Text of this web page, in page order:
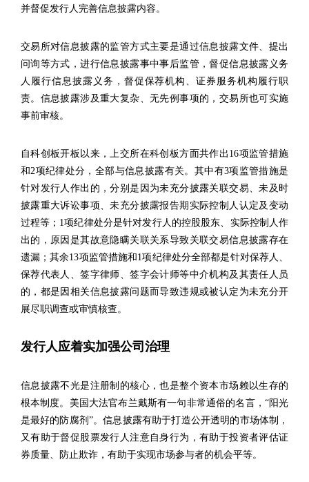
并督促发行人完善信息披露内容。
交易所对信息披露的监管方式主要是通过信息披露文件、提出
问询等方式，进行信息披露事中事后监管，督促信息披露义务
人履行信息披露义务，督促保荐机构、证券服务机构履行职
责。信息披露涉及重大复杂、无先例事项的，交易所也可实施
事前审核。
自科创板开板以来，上交所在科创板方面共作出16项监管措施
和2项纪律处分，全部与信息披露有关。其中有3项监管措施是
针对发行人作出的，分别是因为未充分披露关联交易、未及时
披露重大诉讼事项、未充分披露报告期实际控制人认定及变动
过程等；1项纪律处分是针对发行人的控股股东、实际控制人作
出的，原因是其故意隐瞒关联关系导致关联交易信息披露存在
遗漏；其余13项监管措施和1项纪律处分全部都是针对保荐人、
保荐代表人、签字律师、签字会计师等中介机构及其责任人员
的，都是因相关信息披露问题而导致违规或被认定为未充分开
展尽职调查或审慎核查。
发行人应着实加强公司治理
信息披露不光是注册制的核心，也是整个资本市场赖以生存的
根本制度。美国大法官布兰戴斯有一句非常通俗的名言，“阳光
是最好的防腐剂”。信息披露有助于打造公开透明的市场体制，
又有助于督促股票发行人注意自身行为，有助于投资者评估证
券质量、防止欺诈，有助于实现市场参与者的机会平等。